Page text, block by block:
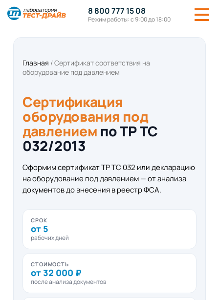
8 800 777 15 08
Режим работы: с 9:00 до 18:00
Главная /Сертификат соответствия на
оборудование под давлением
Сертификация
оборудования под
давлением по ТР ТС
032/2013
Оформим сертификат ТР ТС 032 или декларацию
на оборудование под давлением — от анализа
документов до внесения в реестр ФСА.
СРОК
от 5
рабочих дней
СТОИМОСТЬ
от 32 000 ₽
после анализа документов